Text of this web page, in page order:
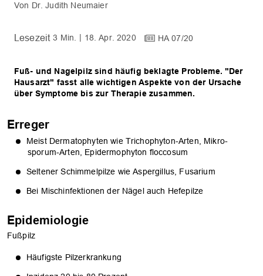
Dr. Judith Neumaier
3 Min. 18. Apr. 2020 HA 07/20
Fuß- und Nagelpilz sind häufig beklagte Probleme. "Der
Hausarzt" fasst alle wichtigen Aspekte von der Ursache
über Symptome bis zur Therapie zusammen.
Erreger
Meist Dermatophyten wie Trichophyton-Arten, Mikro-
sporum-Arten, Epidermophyton floccosum
Seltener Schimmelpilze wie Aspergillus, Fusarium
Bei Mischinfektionen der Nägel auch Hefepilze
Epidemiologie
Fußpilz
Häufigste Pilzerkrankung